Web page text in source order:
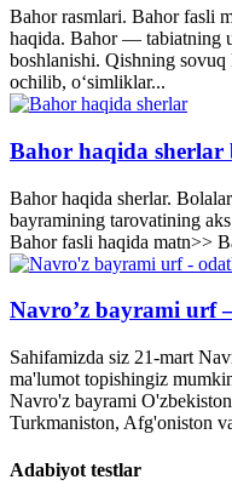
Bahor rasmlari. Bahor fasli
haqida. Bahor — tabiatning
boshlanishi. Qishning
ochilib, o‘simliklar...
Bahor haqida
Bahor haqida sherlar.
bayramining tarovatining
Bahor fasli haqida matn>>
Navro’z bayrami urf
Sahifamizda siz 21-mart
ma'lumot topishingiz
Navro'z bayrami
Turkmaniston, Afg'oniston
Adabiyot testlar